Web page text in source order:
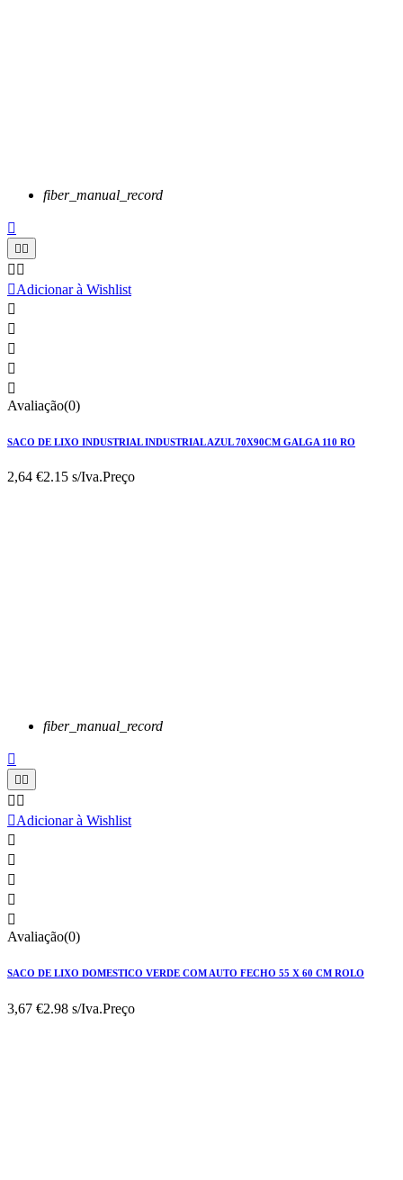
fiber_manual_record


 
Adicionar à Wishlist





Avaliação(0)
SACO DE LIXO INDUSTRIAL INDUSTRIAL AZUL 70X90CM GALGA 110 RO
2,64 €2.15 s/Iva.Preço
fiber_manual_record

 
 
Adicionar à Wishlist





Avaliação(0)
SACO DE LIXO DOMESTICO VERDE COM AUTO FECHO 55 X 60 CM ROLO
3,67 €2.98 s/Iva.Preço